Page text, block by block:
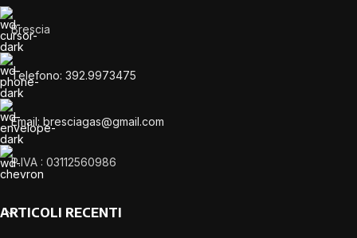
Brescia
Telefono: 392.9973475
Email: bresciagas@gmail.com
P.IVA : 03112560986
ARTICOLI RECENTI